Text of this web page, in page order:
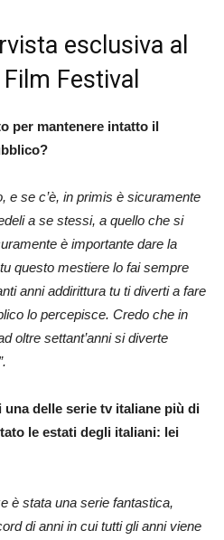
esclusiva al
Festival
per mantenere intatto il
e se c’è, in primis è sicuramente
a se stessi, a quello che si
è importante dare la
questo mestiere lo fai sempre
anni addirittura tu ti diverti a fare
lo percepisce. Credo che in
oltre settant’anni si diverte
delle serie tv italiane più di
le estati degli italiani: lei
è stata una serie fantastica,
di anni in cui tutti gli anni viene